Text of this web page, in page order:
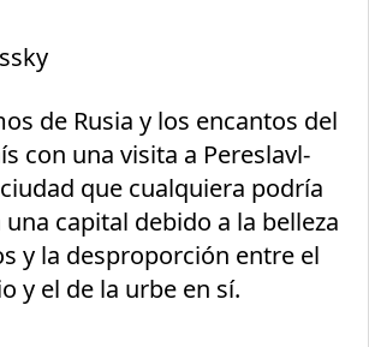
de Rusia y los encantos del
con una visita a Pereslavl-
que cualquiera podría
capital debido a la belleza
y la desproporción entre el
y el de la urbe en sí.